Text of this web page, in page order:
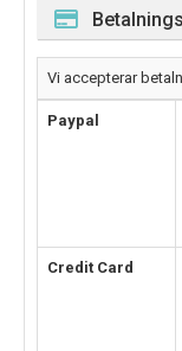
Vi accepterar
Paypal
Credit Card